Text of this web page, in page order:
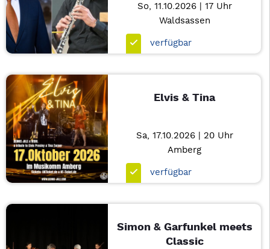
So, 11.10.2026 | 17 Uhr
Waldsassen
verfügbar
Elvis & Tina
Sa, 17.10.2026 | 20 Uhr
Amberg
verfügbar
Simon & Garfunkel meets
Classic